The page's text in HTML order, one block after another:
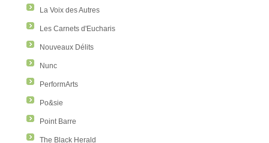
La Voix des Autres
Les Carnets d'Eucharis
Nouveaux Délits
Nunc
PerformArts
Po&sie
Point Barre
The Black Herald